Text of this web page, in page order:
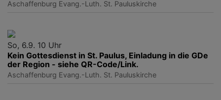
Aschaffenburg Evang.-Luth. St. Pauluskirche
So, 6.9. 10 Uhr
Kein Gottesdienst in St. Paulus, Einladung in die GDe
der Region - siehe QR-Code/Link.
Aschaffenburg Evang.-Luth. St. Pauluskirche